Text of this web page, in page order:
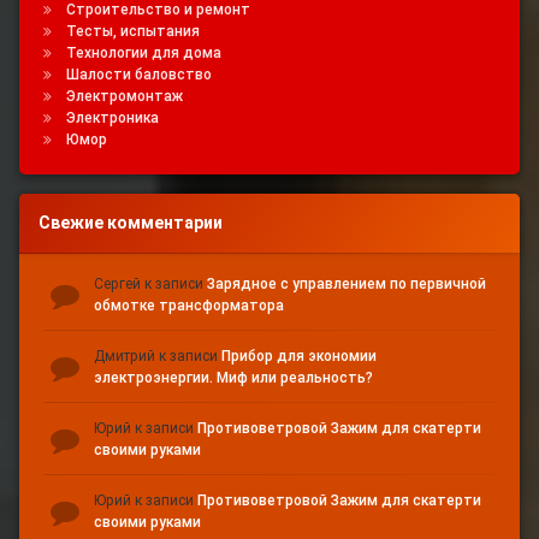
Строительство и ремонт
Тесты, испытания
Технологии для дома
Шалости баловство
Электромонтаж
Электроника
Юмор
Свежие комментарии
Сергей к записи Зарядное с управлением по первичной
обмотке трансформатора
Дмитрий к записи Прибор для экономии
электроэнергии. Миф или реальность?
Юрий к записи Противоветровой Зажим для скатерти
своими руками
Юрий к записи Противоветровой Зажим для скатерти
своими руками